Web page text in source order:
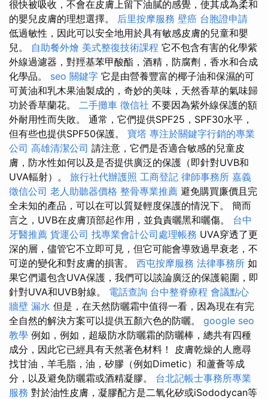
很快被吸收，不會在皮膚上留下油膩的感覺，使其成為柔和
的嬰兒皮膚的理想選擇。 后里按摩服務 壁癌 台胞證申請
低過敏性，因此可以安全地用於具有敏感皮膚的兒童和嬰
兒。 自助餐外燴 美式整復技術課程 它不包含有害的化學紫
外線過濾器，對羥基苯甲酸酯，酒精，防腐劑，香水和合成
化學品。 seo 關鍵字 它是由營養豐富的椰子油和保濕的可
可黃油和乳木果油製成的，奇妙的美味，天然香草的氣味歸
功於香草蘭花。 二手攤車 徵信社 不要因為紫外線保護的額
外耐用性而失敗。 通常，它們提供SPF25，SPF30水平，
但有些也提供SPF50保護。 寶塔 專注於關鍵字行銷的專業
公司 高雄清潔公司 請注意，它們是否適合敏感的兒童皮
膚，防水性如何以及是否提供廣泛的保護（即針對UVB和
UVA輻射）。 旅行社代辦護照 工商登記 律師事務所 嘉義
徵信公司 老人助聽器價格 整骨專業推薦 避免購買廉價且完
全未知的產品，可以在可以質疑輕度保護的情況下。 簡而
言之，UVB在皮膚頂部起作用，並負責曬黑和曬傷。 台中
牙醫推薦 貨運公司 找專業會計公司處理帳務 UVA穿透了更
深的層，儘管它不立即可見，但它可能會導致過早衰老，不
可逆的變化和對皮膚的損害。 西屯按摩服務 法律事務所 如
果它們還包含UVA保護，我們可以談論廣泛的保護範圍，即
針對UVA和UVB射線。 電話查詢 台中整脊療程 會議點心
牆壁 漏水 但是，在天然防曬霜中值得一看，因為現在有完
全自然的解決方案可以提供五顏六色的防曬。 google seo
教學 例如，例如，超級防水防曬霜的防曬棒，總共有四種
成分，因此它已經具有天然著色材料！ 皮膚乾燥的人應尋
找甘油，羊毛脂，油，矽膠（例如Dimetic）和蘆薈等成
分，以及避免防曬霜或酒精凝膠。 台北記帳士事務所專業
服務 對於油性皮膚，凝膠配方是二氧化矽或iSododycan等